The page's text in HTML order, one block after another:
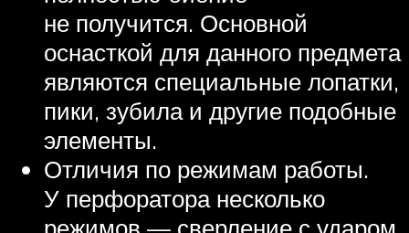
не получится. Основной
оснасткой для данного предмета
являются специальные лопатки,
пики, зубила и другие подобные
элементы.
Отличия по режимам работы.
У перфоратора несколько